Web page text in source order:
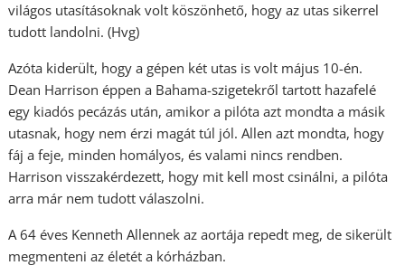
világos utasításoknak volt köszönhető, hogy az utas sikerrel
tudott landolni. (Hvg)
Azóta kiderült, hogy a gépen két utas is volt május 10-én.
Dean Harrison éppen a Bahama-szigetekről tartott hazafelé
egy kiadós pecázás után, amikor a pilóta azt mondta a másik
utasnak, hogy nem érzi magát túl jól. Allen azt mondta, hogy
fáj a feje, minden homályos, és valami nincs rendben.
Harrison visszakérdezett, hogy mit kell most csinálni, a pilóta
arra már nem tudott válaszolni.
A 64 éves Kenneth Allennek az aortája repedt meg, de sikerült
megmenteni az életét a kórházban.